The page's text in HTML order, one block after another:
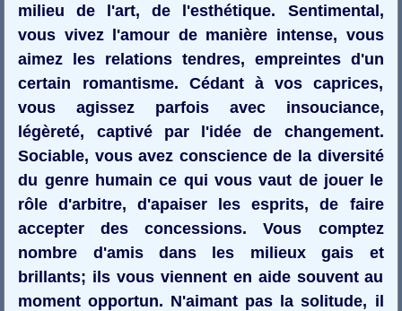
milieu de l'art, de l'esthétique. Sentimental,
vous vivez l'amour de manière intense, vous
aimez les relations tendres, empreintes d'un
certain romantisme. Cédant à vos caprices,
vous agissez parfois avec insouciance,
légèreté, captivé par l'idée de changement.
Sociable, vous avez conscience de la diversité
du genre humain ce qui vous vaut de jouer le
rôle d'arbitre, d'apaiser les esprits, de faire
accepter des concessions. Vous comptez
nombre d'amis dans les milieux gais et
brillants; ils vous viennent en aide souvent au
moment opportun. N'aimant pas la solitude, il